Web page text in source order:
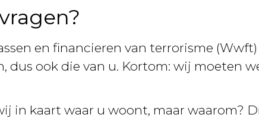
en financieren van terrorisme
ook die van u. Kortom: wij moeten
in kaart waar u woont, maar waarom?